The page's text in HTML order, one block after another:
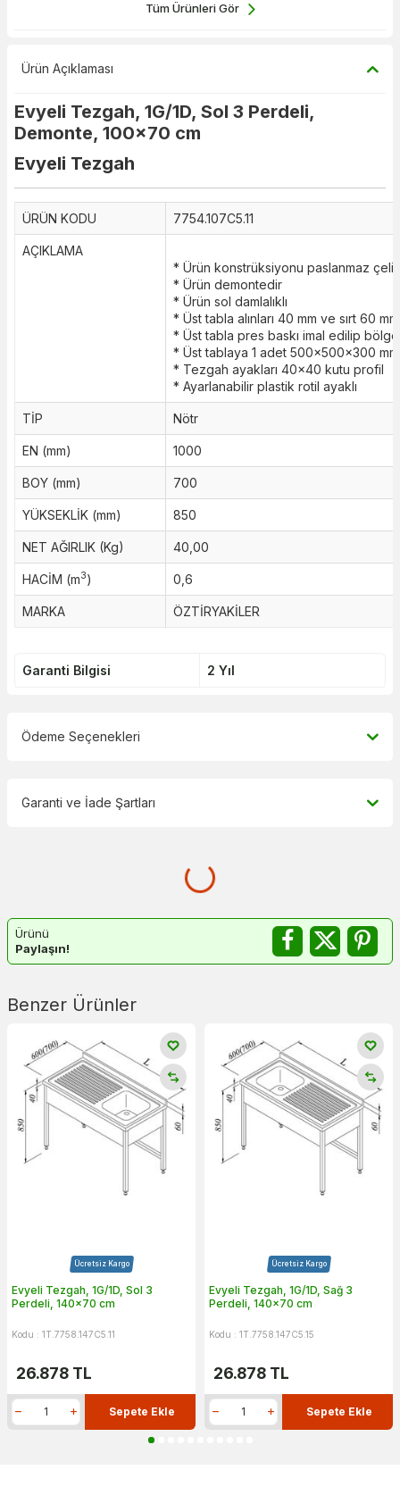
Tüm Ürünleri Gör
Ürün Açıklaması
Evyeli Tezgah, 1G/1D, Sol 3 Perdeli,
Demonte, 100x70 cm
Evyeli Tezgah
ÜRÜN KODU 7754.107C5.11
AÇIKLAMA
* Ürün konstrüksiyonu paslanmaz
* Ürün demontedir
* Ürün sol damlalıklı
* Üst tabla alınları 40 mm ve sırt 60 mm
* Üst tabla pres baskı imal edilip
* Üst tablaya 1 adet 500x500x300
* Tezgah ayakları 40x40 kutu profil
* Ayarlanabilir plastik rotil ayaklı
TİP Nötr
EN (mm) 1000
BOY (mm) 700
YÜKSEKLİK (mm) 850
NET AĞIRLIK (Kg) 40,00
HACİM (m3) 0,6
MARKA ÖZTİRYAKİLER
Garanti Bilgisi 2 Yıl
Ödeme Seçenekleri
Garanti ve İade Şartları
Ürünü
Paylaşın!
Benzer Ürünler
Ücretsiz Kargo
Evyeli Tezgah, 1G/1D, Sol 3
Perdeli, 140x70 cm
Kodu : 1T.7758.147C5.11
26.878 TL
Sepete Ekle
Ücretsiz Kargo
Evyeli Tezgah, 1G/1D, Sağ 3
Perdeli, 140x70 cm
Kodu : 1T.7758.147C5.15
26.878 TL
Sepete Ekle